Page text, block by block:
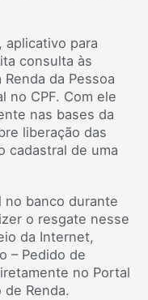
aplicativo para
consulta às
da Pessoa
no CPF. Com ele
nas bases da
liberação das
cadastral de uma
banco durante
o resgate nesse
da Internet,
– Pedido de
no Portal
Renda.